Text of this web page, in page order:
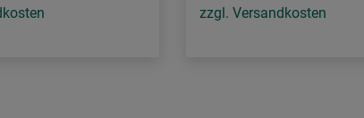
zzgl. Versandkosten